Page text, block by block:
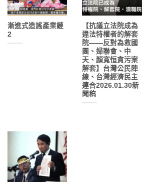
漸進式造謠產業鏈
2
【抗議立法院成為
違法特權者的解套
院——反對為救國
團、婦聯會、中
天、顏寬恒貪污案
解套】台灣公民陣
線、台灣經濟民主
連合2026.01.30新
聞稿